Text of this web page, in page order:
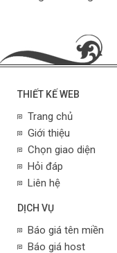
THIẾT KẾ WEB
Trang chủ
Giới thiệu
Chọn giao diện
Hỏi đáp
Liên hệ
DỊCH VỤ
Báo giá tên miền
Báo giá host